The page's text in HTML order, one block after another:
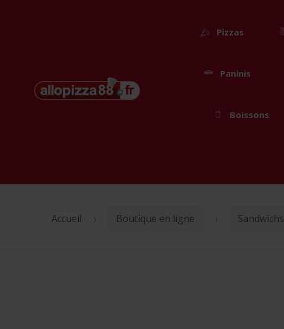
Passer
Aller
Pizzas
Paninis
Boissons
Accueil Boutique en ligne Sandwichs